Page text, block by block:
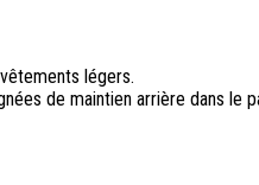
légers.
de maintien arrière dans le